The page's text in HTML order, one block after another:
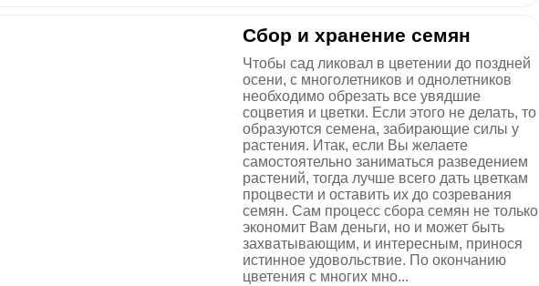
Сбор и хранение семян
Чтобы сад ликовал в цветении до поздней
осени, с многолетников и однолетников
необходимо обрезать все увядшие
соцветия и цветки. Если этого не делать, то
образуются семена, забирающие силы у
растения. Итак, если Вы желаете
самостоятельно заниматься разведением
растений, тогда лучше всего дать цветкам
процвести и оставить их до созревания
семян. Сам процесс сбора семян не только
экономит Вам деньги, но и может быть
захватывающим, и интересным, принося
истинное удовольствие. По окончанию
цветения с многих мно...